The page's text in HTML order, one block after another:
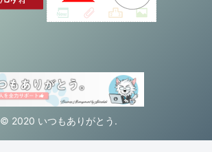
© 2020 いつもありがとう.